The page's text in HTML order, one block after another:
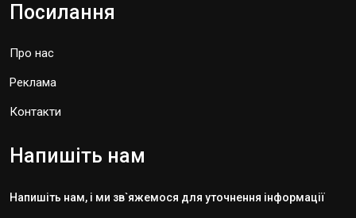
Посилання
Про нас
Реклама
Контакти
Напишіть нам
Напишіть нам, і ми зв`яжемося для уточнення інформації